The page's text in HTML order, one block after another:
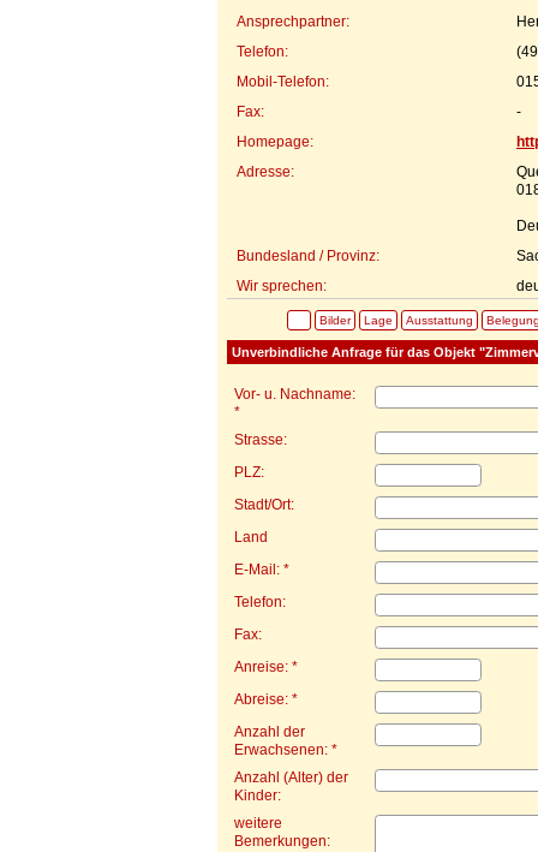
Ansprechpartner:
Telefon:
Mobil-Telefon:
Fax:
-
Homepage:
Adresse:
Bundesland / Provinz:
Wir sprechen:
Bilder Lage Ausstattung
Unverbindliche Anfrage für das Objekt
Vor- u. Nachname:
*
Strasse:
PLZ:
Stadt/Ort:
Land
E-Mail: *
Telefon:
Fax:
Anreise: *
Abreise: *
Anzahl der
Erwachsenen: *
Anzahl (Alter) der
Kinder:
weitere
Bemerkungen: